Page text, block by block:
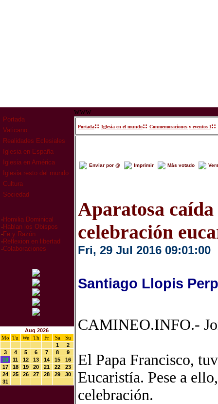
Portada
Vaticano
Realidades Eclesiales
Iglesia en España
Iglesia en América
Iglesia resto del mundo
Cultura
Sociedad
· Homilia Dominical
· Hablan los Obispos
· Fe y Razón
· Reflexion en libertad
·Colaboraciones
Aug 2026
Mo
Tu We Th Fr Sa
Su
1
2
3
4 5 6 7 8
9
10
11 12 13 14 15
16
17
18 19 20 21 22
23
24
25 26 27 28 29
30
31
www
Portada:: Iglesia en el mundo:: Conmemoraciones y eventos I::
Enviar por @ Imprimir Más votado
Aparatosa
celebración
Fri, 29 Jul 2016 09:01:00
Santiago Llopis
CAMINEO.INFO.-
El Papa Francisco,
Eucaristía. Pese a
celebración.